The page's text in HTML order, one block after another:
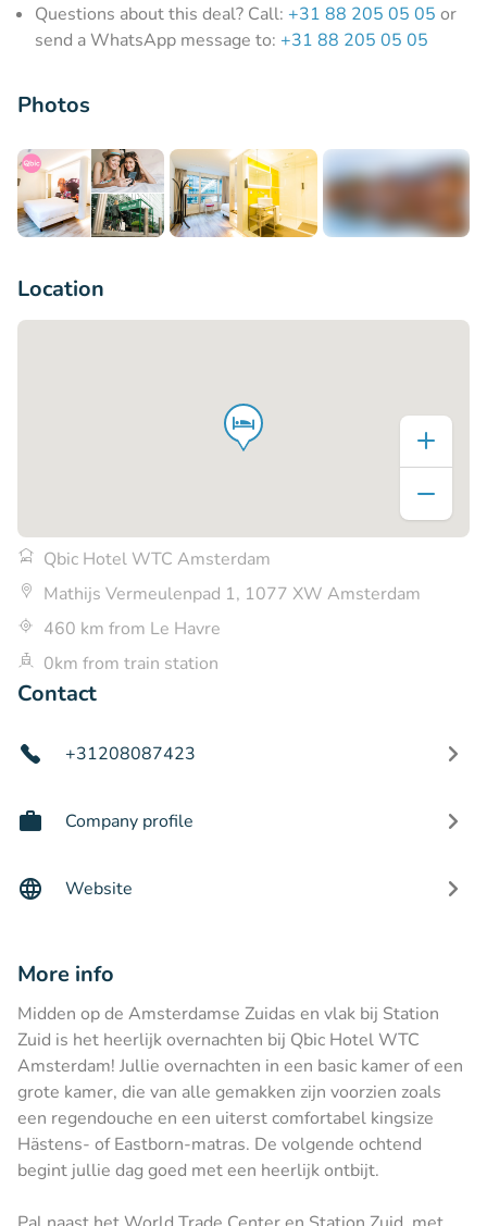
Questions about this deal? Call: +31 88 205 05 05 or
send a WhatsApp message to: +31 88 205 05 05
Photos
Location
Qbic Hotel WTC Amsterdam
Mathijs Vermeulenpad 1, 1077 XW Amsterdam
460 km from Le Havre
0km from train station
Contact
+31208087423
Company profile
Website
More info
Midden op de Amsterdamse Zuidas en vlak bij Station
Zuid is het heerlijk overnachten bij Qbic Hotel WTC
Amsterdam! Jullie overnachten in een basic kamer of een
grote kamer, die van alle gemakken zijn voorzien zoals
een regendouche en een uiterst comfortabel kingsize
Hästens- of Eastborn-matras. De volgende ochtend
begint jullie dag goed met een heerlijk ontbijt.